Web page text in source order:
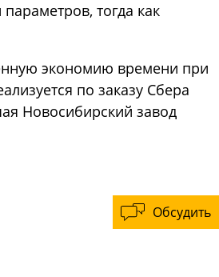
тогда как
экономию времени при
по заказу Сбера
Новосибирский завод
Обсудить